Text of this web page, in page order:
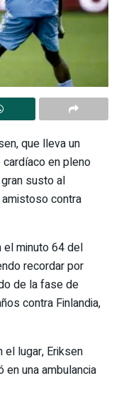
que lleva un
en pleno
susto al
contra
el minuto 64 del
recordar por
de la fase de
contra Finlandia,
lugar, Eriksen
una ambulancia